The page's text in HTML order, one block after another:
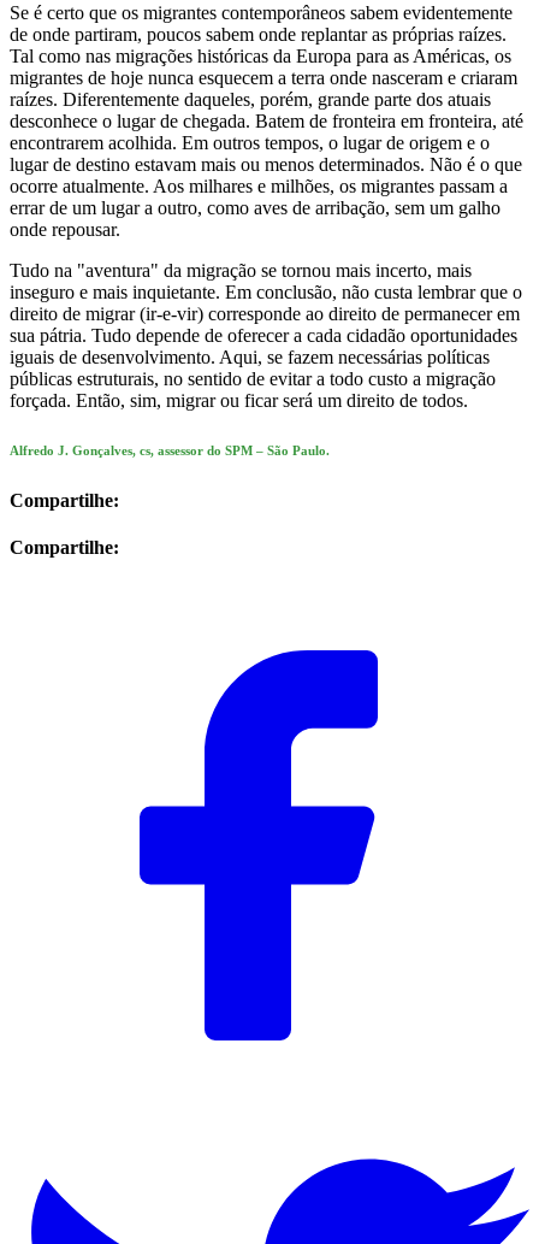
Se é certo que os migrantes contemporâneos sabem evidentemente
de onde partiram, poucos sabem onde replantar as próprias raízes.
Tal como nas migrações históricas da Europa para as Américas, os
migrantes de hoje nunca esquecem a terra onde nasceram e criaram
raízes. Diferentemente daqueles, porém, grande parte dos atuais
desconhece o lugar de chegada. Batem de fronteira em fronteira, até
encontrarem acolhida. Em outros tempos, o lugar de origem e o
lugar de destino estavam mais ou menos determinados. Não é o que
ocorre atualmente. Aos milhares e milhões, os migrantes passam a
errar de um lugar a outro, como aves de arribação, sem um galho
onde repousar.
Tudo na "aventura" da migração se tornou mais incerto, mais
inseguro e mais inquietante. Em conclusão, não custa lembrar que o
direito de migrar (ir-e-vir) corresponde ao direito de permanecer em
sua pátria. Tudo depende de oferecer a cada cidadão oportunidades
iguais de desenvolvimento. Aqui, se fazem necessárias políticas
públicas estruturais, no sentido de evitar a todo custo a migração
forçada. Então, sim, migrar ou ficar será um direito de todos.
Alfredo J. Gonçalves, cs, assessor do SPM – São Paulo.
Compartilhe:
Compartilhe: